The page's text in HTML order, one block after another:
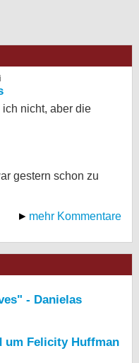
nicht, aber die
gestern schon zu
mehr Kommentare
- Danielas
um Felicity Huffman